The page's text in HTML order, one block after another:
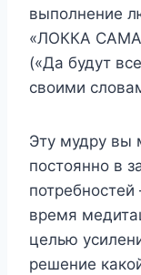
выполнение
«ЛОККА
(«Да будут
своими
Эту мудру вы
постоянно в
время
целью
решение